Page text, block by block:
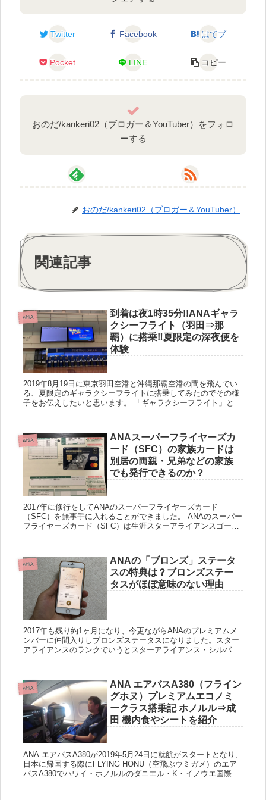
Twitter Facebook はてブ
Pocket LINE コピー
おのだ/kankeri02（ブロガー＆YouTuber）をフォロ
ーする
おのだ/kankeri02（ブロガー＆YouTuber）
関連記事
ANA
到着は夜1時35分!!ANAギャラ
クシーフライト（羽田⇒那
覇）に搭乗‼︎夏限定の深夜便を
体験
2019年8月19日に東京羽田空港と沖縄那覇空港の間を飛んでい
る、夏限定のギャラクシーフライトに搭乗してみたのでその様
子をお伝えしたいと思います。 「ギャラクシーフライト」とは
ANA
ANAスーパーフライヤーズカ
ード（SFC）の家族カードは
別居の両親・兄弟などの家族
でも発行できるのか？
2017年に修行をしてANAのスーパーフライヤーズカード
（SFC）を無事手に入れることができました。 ANAのスーパー
フライヤーズカード（SFC）は生涯スターアライアンスゴール
ANA
ANAの「ブロンズ」ステータ
スの特典は？ブロンズステー
タスがほぼ意味のない理由
2017年も残り約1ヶ月になり、今更ながらANAのプレミアムメ
ンバーに仲間入りしブロンズステータスになりました。スター
アライアンスのランクでいうとスターアライアンス・シルバー
ANA
ANA エアバスA380（フライン
グホヌ）プレミアムエコノミ
ークラス搭乗記 ホノルル⇒成
田 機内食やシートを紹介
ANA エアバスA380が2019年5月24日に就航がスタートとなり、
日本に帰国する際にFLYING HONU（空飛ぶウミガメ）のエア
バスA380でハワイ・ホノルルのダニエル・K・イノウエ国際空